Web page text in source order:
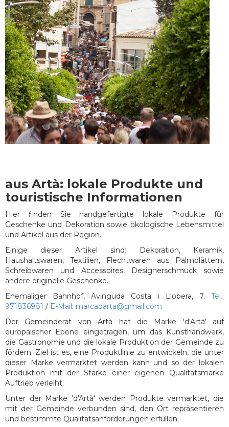
aus Artà: lokale Produkte und
touristische Informationen
Hier finden Sie handgefertigte lokale Produkte für
Geschenke und Dekoration sowie ökologische Lebensmittel
und Artikel aus der Region.
Einige dieser Artikel sind: Dekoration, Keramik,
Haushaltswaren, Textilien, Flechtwaren aus Palmblättern,
Schreibwaren und Accessoires, Designerschmuck sowie
andere originelle Geschenke.
Ehemaliger Bahnhof, Avinguda Costa i Llobera, 7. Tel.:
971836981 / E-Mail: marcadarta@gmail.com
Der Gemeinderat von Artà hat die Marke 'd'Artà' auf
europäischer Ebene eingetragen, um das Kunsthandwerk,
die Gastronomie und die lokale Produktion der Gemeinde zu
fördern. Ziel ist es, eine Produktlinie zu entwickeln, die unter
dieser Marke vermarktet werden kann und so der lokalen
Produktion mit der Stärke einer eigenen Qualitätsmarke
Auftrieb verleiht.
Unter der Marke 'd'Artà' werden Produkte vermarktet, die
mit der Gemeinde verbunden sind, den Ort repräsentieren
und bestimmte Qualitätsanforderungen erfüllen.